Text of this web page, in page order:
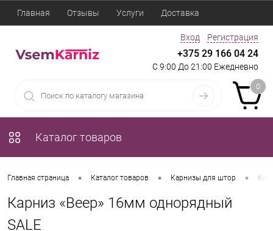
Главная Отзывы Услуги Доставка
Вход Регистрация
+375 29 166 04 24
С 9:00 До 21:00 Ежедневно
0
Каталог товаров
Главная страница • Каталог товаров • Карнизы для штор •
Карниз «Веер» 16мм однорядный
SALE